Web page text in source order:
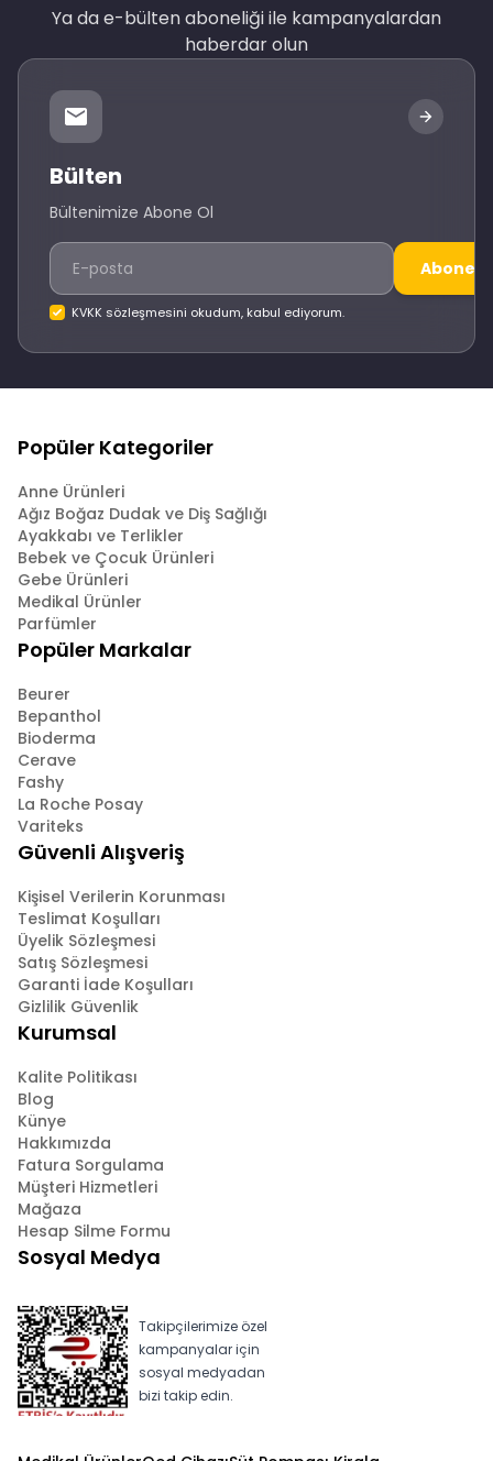
Ya da e-bülten aboneliği ile kampanyalardan
haberdar olun
Bülten
Bültenimize Abone Ol
Abone
KVKK sözleşmesini okudum, kabul ediyorum.
Popüler Kategoriler
Anne Ürünleri
Ağız Boğaz Dudak ve Diş Sağlığı
Ayakkabı ve Terlikler
Bebek ve Çocuk Ürünleri
Gebe Ürünleri
Medikal Ürünler
Parfümler
Popüler Markalar
Beurer
Bepanthol
Bioderma
Cerave
Fashy
La Roche Posay
Variteks
Güvenli Alışveriş
Kişisel Verilerin Korunması
Teslimat Koşulları
Üyelik Sözleşmesi
Satış Sözleşmesi
Garanti İade Koşulları
Gizlilik Güvenlik
Kurumsal
Kalite Politikası
Blog
Künye
Hakkımızda
Fatura Sorgulama
Müşteri Hizmetleri
Mağaza
Hesap Silme Formu
Sosyal Medya
Takipçilerimize özel
kampanyalar için
sosyal medyadan
bizi takip edin.